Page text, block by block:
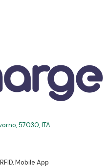
57030, ITA
Mobile App